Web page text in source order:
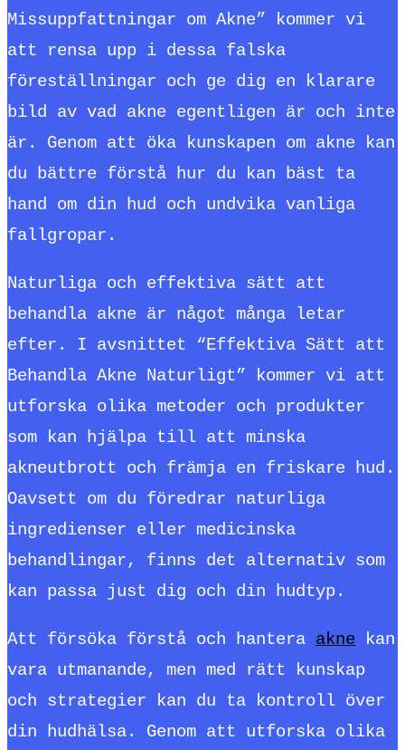
Missuppfattningar om Akne” kommer vi
att rensa upp i dessa falska
föreställningar och ge dig en klarare
bild av vad akne egentligen är och inte
är. Genom att öka kunskapen om akne kan
du bättre förstå hur du kan bäst ta
hand om din hud och undvika vanliga
fallgropar.
Naturliga och effektiva sätt att
behandla akne är något många letar
efter. I avsnittet “Effektiva Sätt att
Behandla Akne Naturligt” kommer vi att
utforska olika metoder och produkter
som kan hjälpa till att minska
akneutbrott och främja en friskare hud.
Oavsett om du föredrar naturliga
ingredienser eller medicinska
behandlingar, finns det alternativ som
kan passa just dig och din hudtyp.
Att försöka förstå och hantera akne kan
vara utmanande, men med rätt kunskap
och strategier kan du ta kontroll över
din hudhälsa. Genom att utforska olika